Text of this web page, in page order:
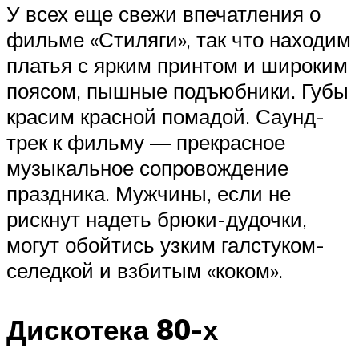
У всех еще свежи впечатления о
фильме «Стиляги», так что находим
платья с ярким принтом и широким
поясом, пышные подъюбники. Губы
красим красной помадой. Саунд-
трек к фильму — прекрасное
музыкальное сопровождение
праздника. Мужчины, если не
рискнут надеть брюки-дудочки,
могут обойтись узким галстуком-
селедкой и взбитым «коком».
Дискотека 80-х